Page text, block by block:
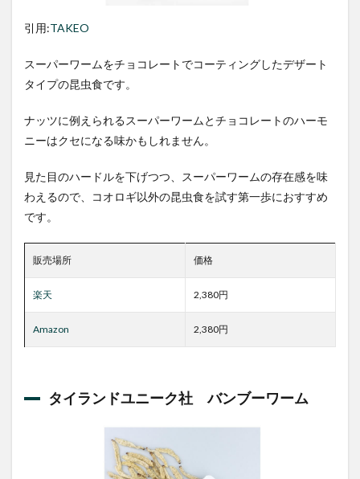
引用:TAKEO
スーパーワームをチョコレートでコーティングしたデザート
タイプの昆虫食です。
ナッツに例えられるスーパーワームとチョコレートのハーモ
ニーはクセになる味かもしれません。
見た目のハードルを下げつつ、スーパーワームの存在感を味
わえるので、コオロギ以外の昆虫食を試す第一歩におすすめ
です。
販売場所 価格
楽天 2,380円
Amazon 2,380円
タイランドユニーク社 バンブーワーム